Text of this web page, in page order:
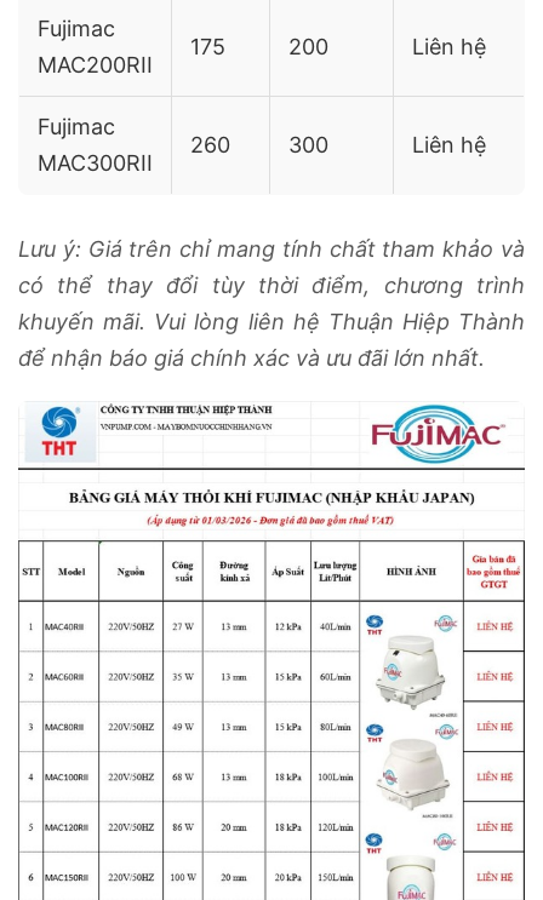
Fujimac
MAC200RII
175 200 Liên hệ
Fujimac
MAC300RII
260 300 Liên hệ
Lưu ý: Giá trên chỉ mang tính chất tham khảo và
có thể thay đổi tùy thời điểm, chương trình
khuyến mãi. Vui lòng liên hệ Thuận Hiệp Thành
để nhận báo giá chính xác và ưu đãi lớn nhất.